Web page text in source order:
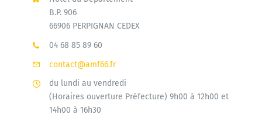
B.P. 906
66906 PERPIGNAN CEDEX
04 68 85 89 60
contact@amf66.fr
du lundi au vendredi
(Horaires ouverture Préfecture) 9h00 à 12h00 et
14h00 à 16h30